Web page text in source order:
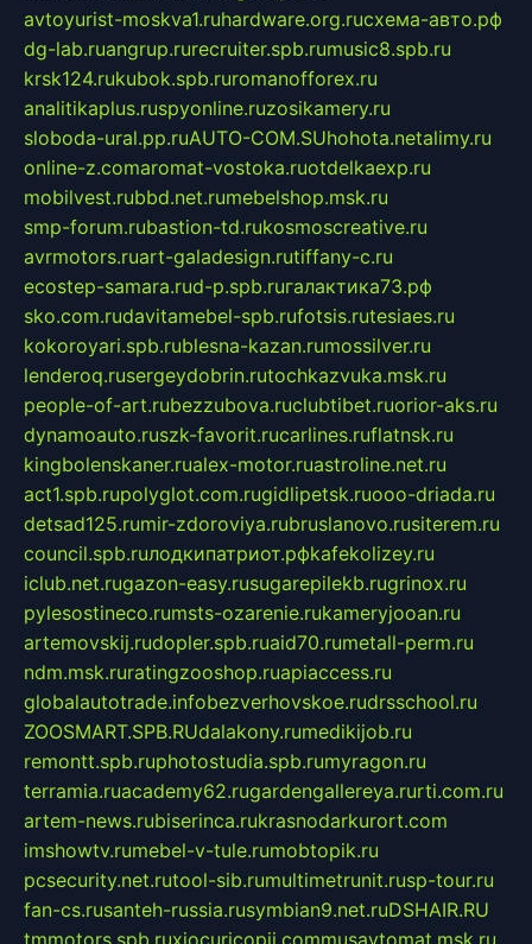
avtoyurist-moskva1.ruhardware.org.ruсхема-авто.рф
dg-lab.ruangrup.rurecruiter.spb.rumusic8.spb.ru
krsk124.rukubok.spb.ruromanofforex.ru
analitikaplus.ruspyonline.ruzosikamery.ru
sloboda-ural.pp.ruAUTO-COM.SUhohota.netalimy.ru
online-z.comaromat-vostoka.ruotdelkaexp.ru
mobilvest.rubbd.net.rumebelshop.msk.ru
smp-forum.rubastion-td.rukosmoscreative.ru
avrmotors.ruart-galadesign.rutiffany-c.ru
ecostep-samara.rud-p.spb.ruгалактика73.рф
sko.com.rudavitamebel-spb.rufotsis.rutesiaes.ru
kokoroyari.spb.rublesna-kazan.rumossilver.ru
lenderoq.rusergeydobrin.rutochkazvuka.msk.ru
people-of-art.rubezzubova.ruclubtibet.ruorior-aks.ru
dynamoauto.ruszk-favorit.rucarlines.ruflatnsk.ru
kingbolenskaner.rualex-motor.ruastroline.net.ru
act1.spb.rupolyglot.com.rugidlipetsk.ruooo-driada.ru
detsad125.rumir-zdoroviya.rubruslanovo.rusiterem.ru
council.spb.ruлодкипатриот.рфkafekolizey.ru
iclub.net.rugazon-easy.rusugarepilekb.rugrinox.ru
pylesostineco.rumsts-ozarenie.rukameryjooan.ru
artemovskij.rudopler.spb.ruaid70.rumetall-perm.ru
ndm.msk.ruratingzooshop.ruapiaccess.ru
globalautotrade.infobezverhovskoe.rudrsschool.ru
ZOOSMART.SPB.RUdalakony.rumedikijob.ru
remontt.spb.ruphotostudia.spb.rumyragon.ru
terramia.ruacademy62.rugardengallereya.rurti.com.ru
artem-news.rubiserinca.rukrasnodarkurort.com
imshowtv.rumebel-v-tule.rumobtopik.ru
pcsecurity.net.rutool-sib.rumultimetrunit.rusp-tour.ru
fan-cs.rusanteh-russia.rusymbian9.net.ruDSHAIR.RU
tmmotors.spb.ruxjocuricopii.commusavtomat.msk.ru